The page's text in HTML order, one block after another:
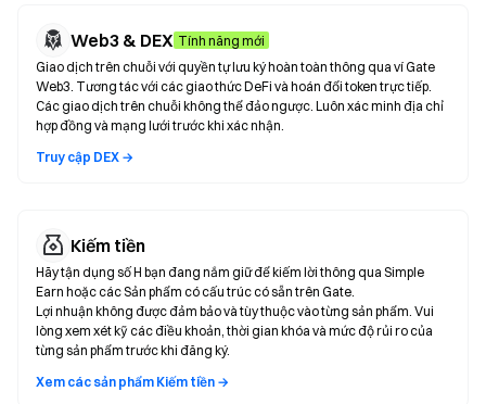
Web3 & DEX Tính năng mới
Giao dịch trên chuỗi với quyền tự lưu ký hoàn toàn thông qua ví Gate
Web3. Tương tác với các giao thức DeFi và hoán đổi token trực tiếp.
Các giao dịch trên chuỗi không thể đảo ngược. Luôn xác minh địa chỉ
hợp đồng và mạng lưới trước khi xác nhận.
Truy cập DEX →
Kiếm tiền
Hãy tận dụng số H bạn đang nắm giữ để kiếm lời thông qua Simple
Earn hoặc các Sản phẩm có cấu trúc có sẵn trên Gate.
Lợi nhuận không được đảm bảo và tùy thuộc vào từng sản phẩm. Vui
lòng xem xét kỹ các điều khoản, thời gian khóa và mức độ rủi ro của
từng sản phẩm trước khi đăng ký.
Xem các sản phẩm Kiếm tiền →